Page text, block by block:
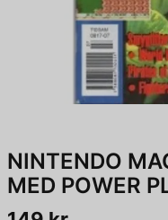
NINTENDO
MED POWER